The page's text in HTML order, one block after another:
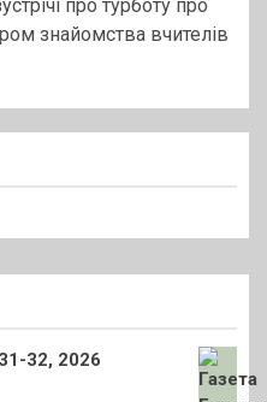
про турботу про
знайомства вчителів
32, 2026